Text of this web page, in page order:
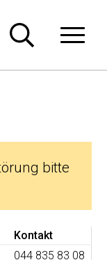
bitte
Kontakt
Tel.
044 835 83 08